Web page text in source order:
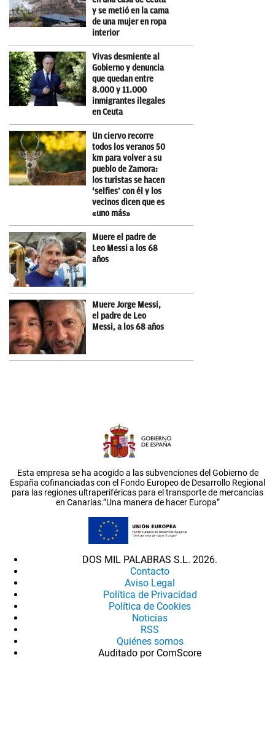
y se metió en la cama
de una mujer en ropa
interior
Vivas desmiente al
Gobierno y denuncia
que quedan entre
8.000 y 11.000
inmigrantes ilegales
en Ceuta
Un ciervo recorre
todos los veranos 50
km para volver a su
pueblo de Zamora:
los turistas se hacen
‘selfies’ con él y los
vecinos dicen que es
«uno más»
Muere el padre de
Leo Messi a los 68
años
Muere Jorge Messi,
el padre de Leo
Messi, a los 68 años
Esta empresa se ha acogido a las subvenciones del Gobierno de
España cofinanciadas con el Fondo Europeo de Desarrollo Regional
para las regiones ultraperiféricas para el transporte de mercancías
en Canarias.”Una manera de hacer Europa”
DOS MIL PALABRAS S.L. 2026.
Contacto
Aviso Legal
Política de Privacidad
Política de Cookies
Noticias
RSS
Quiénes somos
Auditado por ComScore